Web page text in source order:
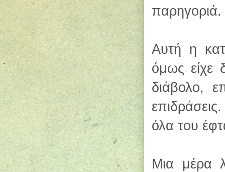
παρηγοριά.
Αυτή η
όμως είχε
διάβολο,
όλα του
Μια μέρα